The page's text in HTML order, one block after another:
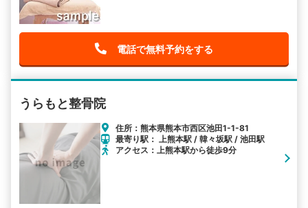
電話で無料予約をする
うらもと整骨院
住所：熊本県熊本市西区池田1-1-81
最寄り駅： 上熊本駅 / 韓々坂駅 / 池田駅
アクセス：上熊本駅から徒歩9分